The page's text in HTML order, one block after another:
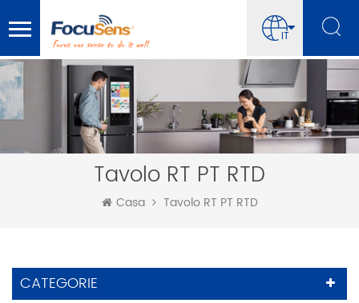
IT
Tavolo RT PT RTD
Casa Tavolo RT PT RTD
CATEGORIE